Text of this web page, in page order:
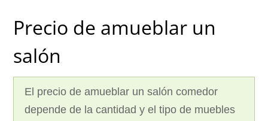
Precio de amueblar un
salón
El precio de amueblar un salón comedor
depende de la cantidad y el tipo de muebles